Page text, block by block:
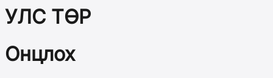
УЛС ТӨР
Онцлох